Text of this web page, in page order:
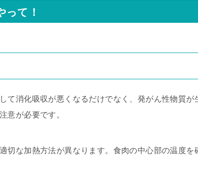
って！
て消化吸収が悪くなるだけでなく、発がん性物質が
意が必要です。
切な加熱方法が異なります。食肉の中心部の温度を